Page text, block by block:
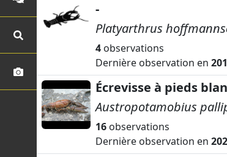
-
Platyarthrus
4 observations
Dernière observation en
Écrevisse à pieds
Austropotamobius
16 observations
Dernière observation en